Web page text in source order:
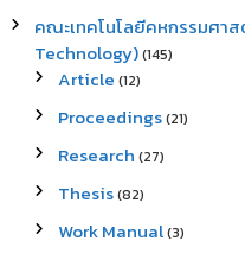
คณะเทคโนโลยีคหกรรมศา
Technology)(145)
Article (12)
Proceedings(21)
Research (27)
Thesis(82)
Work Manual(3)